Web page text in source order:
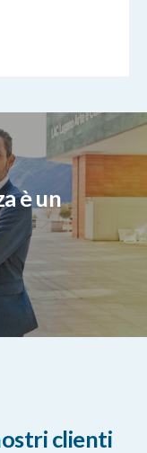
è un
clienti